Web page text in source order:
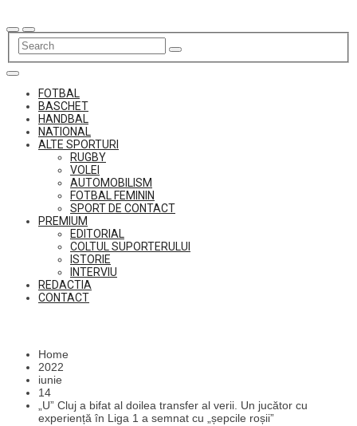
to
content
FOTBAL
BASCHET
HANDBAL
NATIONAL
ALTE SPORTURI
RUGBY
VOLEI
AUTOMOBILISM
FOTBAL FEMININ
SPORT DE CONTACT
PREMIUM
EDITORIAL
COLTUL SUPORTERULUI
ISTORIE
INTERVIU
REDACTIA
CONTACT
Home
2022
iunie
14
„U” Cluj a bifat al doilea transfer al verii. Un jucător cu
experiență în Liga 1 a semnat cu „șepcile roșii”